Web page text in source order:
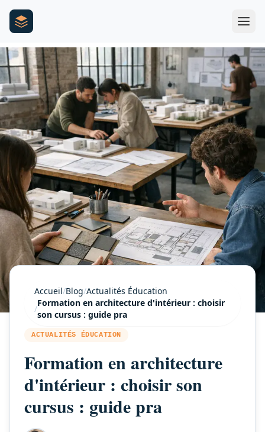
Accueil/Blog/Actualités Éducation
/
Formation en architecture d'intérieur : choisir
son cursus : guide pra
ACTUALITÉS ÉDUCATION
Formation en architecture
d'intérieur : choisir son
cursus : guide pra